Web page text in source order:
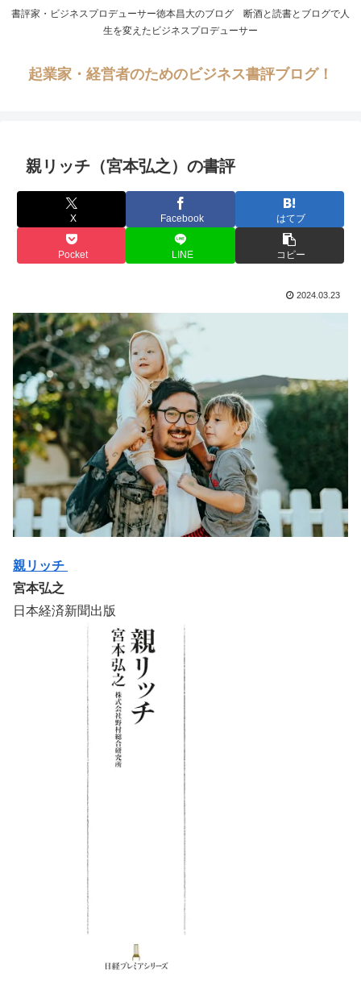
書評家・ビジネスプロデューサー徳本昌大のブログ 断酒と読書とブログで人
生を変えたビジネスプロデューサー
起業家・経営者のためのビジネス書評ブログ！
親リッチ（宮本弘之）の書評
X Facebook はてブ
Pocket LINE コピー
2024.03.23
親リッチ
宮本弘之
日本経済新聞出版